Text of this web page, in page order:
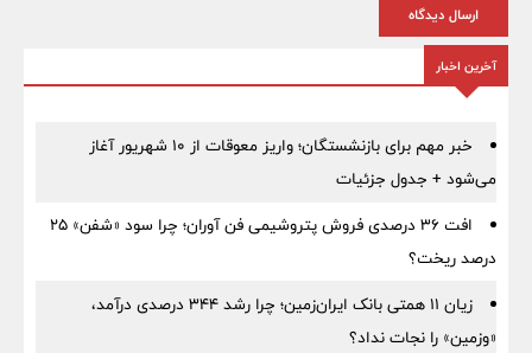
ارسال دیدگاه
آخرین اخبار
خبر مهم برای بازنشستگان؛ واریز معوقات از ۱۰ شهریور آغاز
می‌شود + جدول جزئیات
افت ۳۶ درصدی فروش پتروشیمی فن آوران؛ چرا سود «شفن» ۲۵
درصد ریخت؟
زیان ۱۱ همتی بانک ایران‌زمین؛ چرا رشد ۳۴۴ درصدی درآمد،
«وزمین» را نجات نداد؟